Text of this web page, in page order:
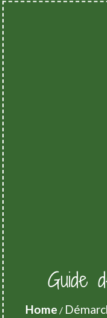
Guide
Home /